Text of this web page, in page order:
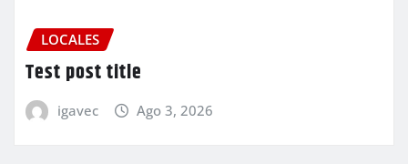
LOCALES
Test post title
igavec Ago 3, 2026